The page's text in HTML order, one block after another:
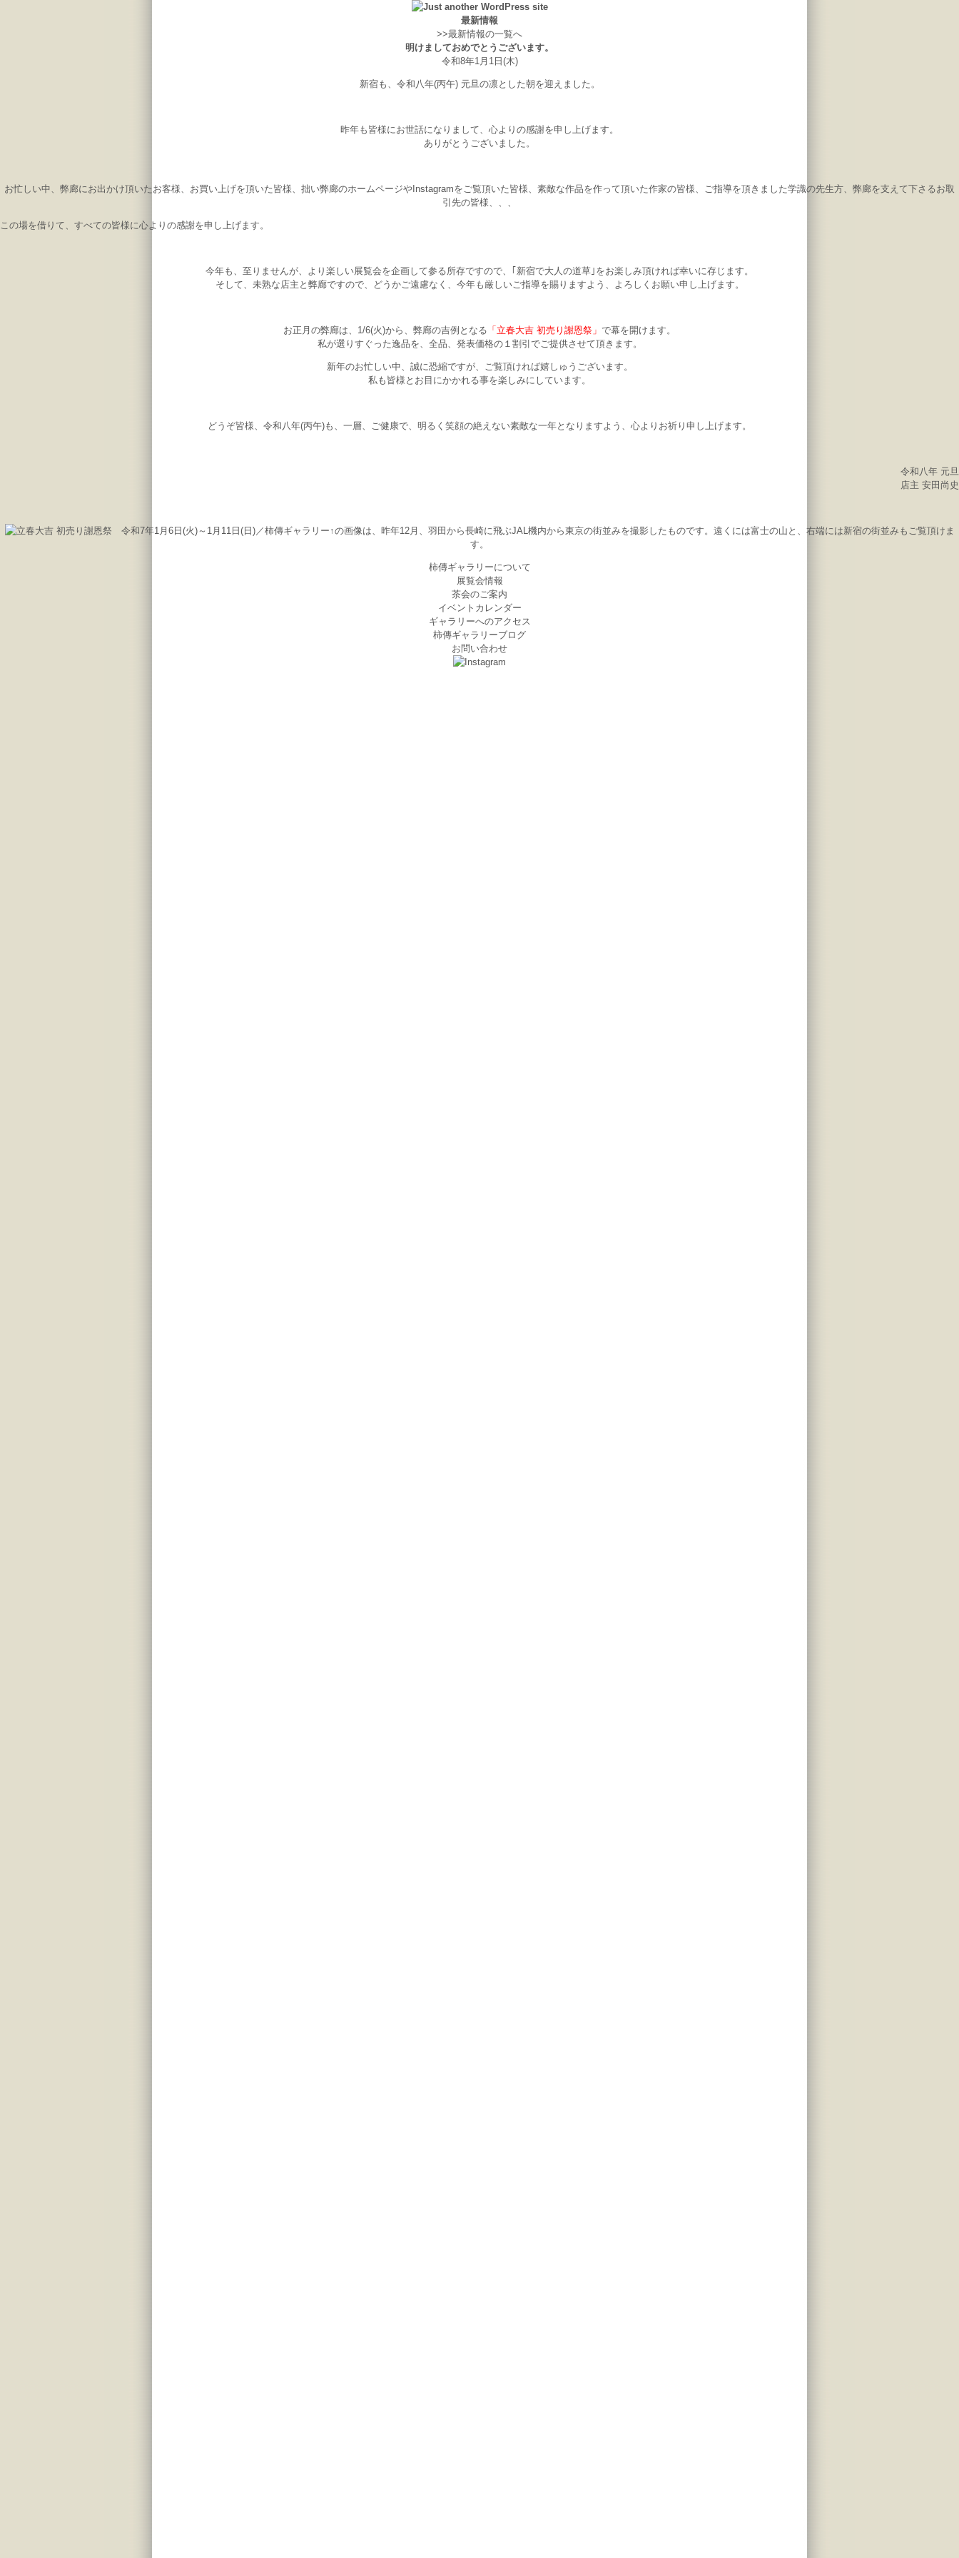
最新情報
>>最新情報の一覧へ
明けましておめでとうございます。
令和8年1月1日(木)
新宿も、令和八年(丙午) 元旦の凛とした朝を迎えました。
昨年も皆様にお世話になりまして、心よりの感謝を申し上げます。
ありがとうございました。
お忙しい中、弊廊にお出かけ頂いたお客様、お買い上げを頂いた皆様、拙い弊廊のホームページやInstagramをご覧頂いた皆様、素敵な作品を作って頂いた作家の皆様、ご指導を頂きました学識の先生方、弊廊を支えて下さるお取
引先の皆様、、、
この場を借りて、すべての皆様に心よりの感謝を申し上げます。
今年も、至りませんが、より楽しい展覧会を企画して参る所存ですので、｢新宿で大人の道草｣をお楽しみ頂ければ幸いに存じます。
そして、未熟な店主と弊廊ですので、どうかご遠慮なく、今年も厳しいご指導を賜りますよう、よろしくお願い申し上げます。
お正月の弊廊は、1/6(火)から、弊廊の吉例となる 「立春大吉 初売り謝恩祭」 で幕を開けます。
私が選りすぐった逸品を、全品、発表価格の１割引でご提供させて頂きます。
新年のお忙しい中、誠に恐縮ですが、ご覧頂ければ嬉しゅうございます。
私も皆様とお目にかかれる事を楽しみにしています。
どうぞ皆様、令和八年(丙午)も、一層、ご健康で、明るく笑顔の絶えない素敵な一年となりますよう、心よりお祈り申し上げます。
令和八年 元旦
店主 安田尚史
↑の画像は、昨年12月、羽田から長崎に飛ぶJAL機内から東京の街並みを撮影したものです。遠くには富士の山と、右端には新宿の街並みもご覧頂けま
す。
柿傳ギャラリーについて
展覧会情報
茶会のご案内
イベントカレンダー
ギャラリーへのアクセス
柿傳ギャラリーブログ
お問い合わせ